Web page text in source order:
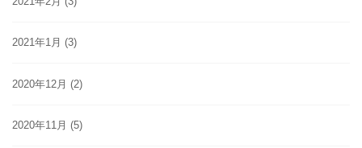
2021年1月 (3)
2020年12月 (2)
2020年11月 (5)